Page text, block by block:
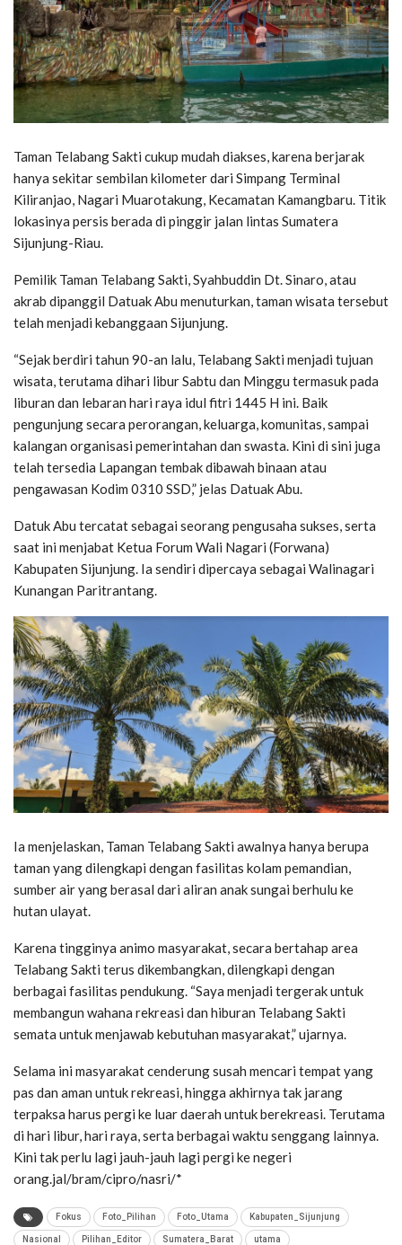
Taman Telabang Sakti cukup mudah diakses, karena berjarak
hanya sekitar sembilan kilometer dari Simpang Terminal
Kiliranjao, Nagari Muarotakung, Kecamatan Kamangbaru. Titik
lokasinya persis berada di pinggir jalan lintas Sumatera
Sijunjung-Riau.
Pemilik Taman Telabang Sakti, Syahbuddin Dt. Sinaro, atau
akrab dipanggil Datuak Abu menuturkan, taman wisata tersebut
telah menjadi kebanggaan Sijunjung.
“Sejak berdiri tahun 90-an lalu, Telabang Sakti menjadi tujuan
wisata, terutama dihari libur Sabtu dan Minggu termasuk pada
liburan dan lebaran hari raya idul fitri 1445 H ini. Baik
pengunjung secara perorangan, keluarga, komunitas, sampai
kalangan organisasi pemerintahan dan swasta. Kini di sini juga
telah tersedia Lapangan tembak dibawah binaan atau
pengawasan Kodim 0310 SSD,” jelas Datuak Abu.
Datuk Abu tercatat sebagai seorang pengusaha sukses, serta
saat ini menjabat Ketua Forum Wali Nagari (Forwana)
Kabupaten Sijunjung. Ia sendiri dipercaya sebagai Walinagari
Kunangan Paritrantang.
Ia menjelaskan, Taman Telabang Sakti awalnya hanya berupa
taman yang dilengkapi dengan fasilitas kolam pemandian,
sumber air yang berasal dari aliran anak sungai berhulu ke
hutan ulayat.
Karena tingginya animo masyarakat, secara bertahap area
Telabang Sakti terus dikembangkan, dilengkapi dengan
berbagai fasilitas pendukung. “Saya menjadi tergerak untuk
membangun wahana rekreasi dan hiburan Telabang Sakti
semata untuk menjawab kebutuhan masyarakat,” ujarnya.
Selama ini masyarakat cenderung susah mencari tempat yang
pas dan aman untuk rekreasi, hingga akhirnya tak jarang
terpaksa harus pergi ke luar daerah untuk berekreasi. Terutama
di hari libur, hari raya, serta berbagai waktu senggang lainnya.
Kini tak perlu lagi jauh-jauh lagi pergi ke negeri
orang.jal/bram/cipro/nasri/*
Fokus Foto_Pilihan Foto_Utama Kabupaten_Sijunjung
Nasional Pilihan_Editor Sumatera_Barat utama